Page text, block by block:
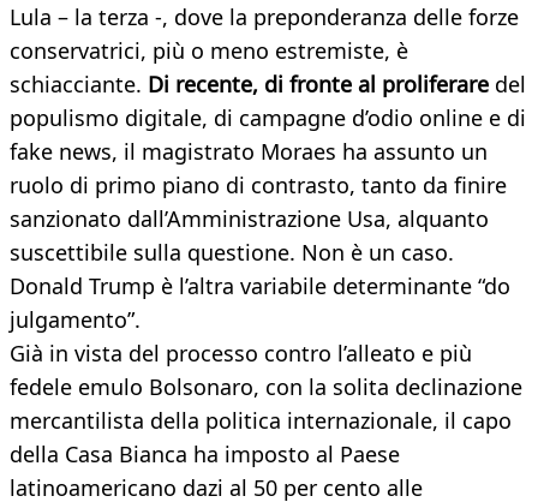
Lula – la terza -, dove la preponderanza delle forze
conservatrici, più o meno estremiste, è
schiacciante. Di recente, di fronte al proliferare del
populismo digitale, di campagne d’odio online e di
fake news, il magistrato Moraes ha assunto un
ruolo di primo piano di contrasto, tanto da finire
sanzionato dall’Amministrazione Usa, alquanto
suscettibile sulla questione. Non è un caso.
Donald Trump è l’altra variabile determinante “do
julgamento”.
Già in vista del processo contro l’alleato e più
fedele emulo Bolsonaro, con la solita declinazione
mercantilista della politica internazionale, il capo
della Casa Bianca ha imposto al Paese
latinoamericano dazi al 50 per cento alle